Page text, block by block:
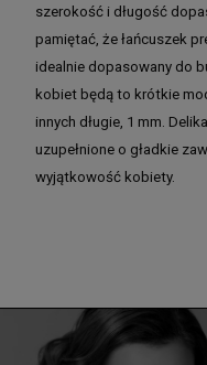
szerokość i długość
pamiętać, że łańcuszek
idealnie dopasowany do
kobiet będą to krótkie
innych długie, 1 mm.
uzupełnione o gładkie
wyjątkowość kobiety.